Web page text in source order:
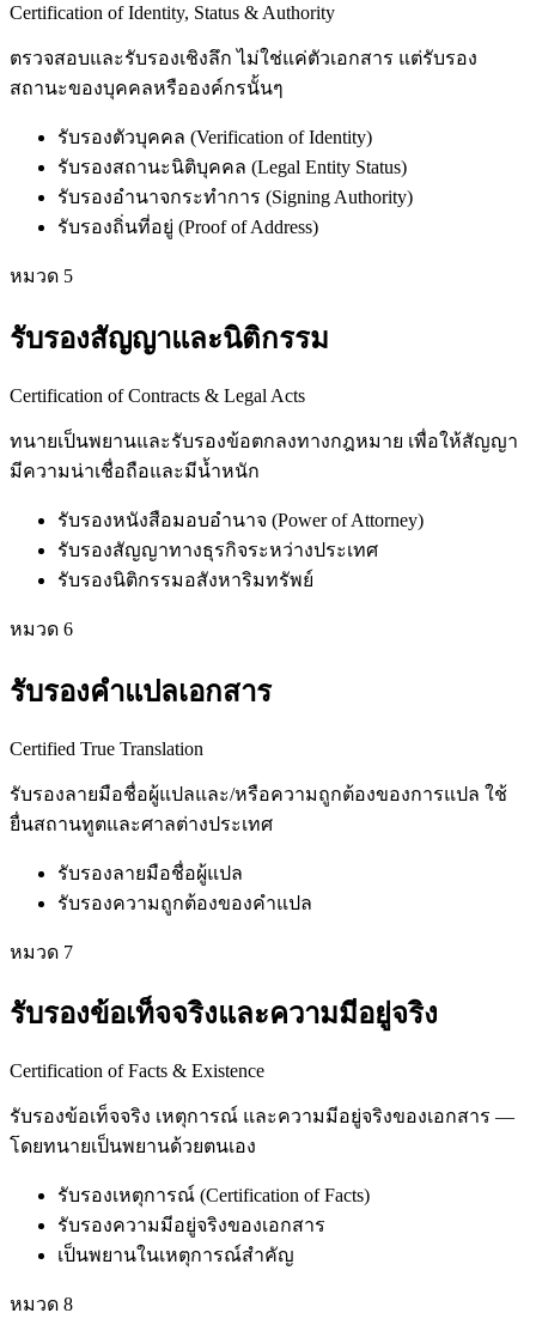
Certification of Identity, Status & Authority
ตรวจสอบและรับรองเชิงลึก ไม่ใช่แค่ตัวเอกสาร แต่รับรอง
สถานะของบุคคลหรือองค์กรนั้นๆ
รับรองตัวบุคคล (Verification of Identity)
รับรองสถานะนิติบุคคล (Legal Entity Status)
รับรองอำนาจกระทำการ (Signing Authority)
รับรองถิ่นที่อยู่ (Proof of Address)
หมวด 5
รับรองสัญญาและนิติกรรม
Certification of Contracts & Legal Acts
ทนายเป็นพยานและรับรองข้อตกลงทางกฎหมาย เพื่อให้สัญญา
มีความน่าเชื่อถือและมีน้ำหนัก
รับรองหนังสือมอบอำนาจ (Power of Attorney)
รับรองสัญญาทางธุรกิจระหว่างประเทศ
รับรองนิติกรรมอสังหาริมทรัพย์
หมวด 6
รับรองคำแปลเอกสาร
Certified True Translation
รับรองลายมือชื่อผู้แปลและ/หรือความถูกต้องของการแปล ใช้
ยื่นสถานทูตและศาลต่างประเทศ
รับรองลายมือชื่อผู้แปล
รับรองความถูกต้องของคำแปล
หมวด 7
รับรองข้อเท็จจริงและความมีอยู่จริง
Certification of Facts & Existence
รับรองข้อเท็จจริง เหตุการณ์ และความมีอยู่จริงของเอกสาร —
โดยทนายเป็นพยานด้วยตนเอง
รับรองเหตุการณ์ (Certification of Facts)
รับรองความมีอยู่จริงของเอกสาร
เป็นพยานในเหตุการณ์สำคัญ
หมวด 8